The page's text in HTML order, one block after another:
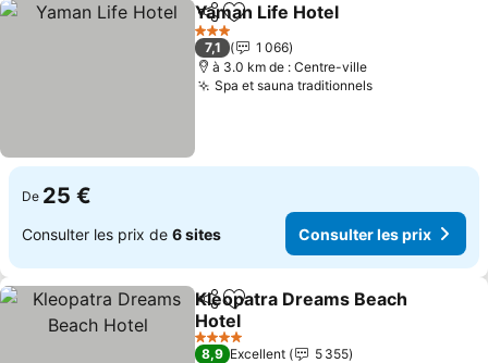
PartagerAjouter à mes favoris
Yaman Life Hotel
3 Étoiles
7,1
1 066
à 3.0 km de : Centre-ville
Spa et sauna traditionnelsConsulter les
De 25 €
Consulter les prix de 6 sites Consulter les prix
PartagerAjouter à mes favoris
Kleopatra Dreams Beach
Hotel
Consulter les prix
4 Étoiles
8,9 Excellent
5 355